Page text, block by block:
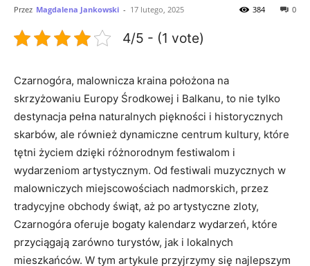
Przez Magdalena Jankowski - 17 lutego, 2025 0
384
4/5 - (1 vote)
Czarnogóra, ​malownicza kraina‍ położona na⁢
skrzyżowaniu Europy Środkowej i Balkanu, to nie⁤ tylko⁣
destynacja ⁣pełna​ naturalnych piękności i historycznych⁣
skarbów, ale również dynamiczne centrum kultury, które
tętni życiem dzięki różnorodnym​ festiwalom ‍i
wydarzeniom artystycznym. Od festiwali​ muzycznych w
malowniczych miejscowościach nadmorskich,​ przez ​
tradycyjne ⁢obchody świąt,‌ aż ⁣po ⁣artystyczne zloty,
Czarnogóra oferuje bogaty ⁣kalendarz wydarzeń, które
przyciągają zarówno turystów, ‍jak⁢ i lokalnych⁤
mieszkańców. W tym artykule ‍przyjrzymy się ⁢najlepszym